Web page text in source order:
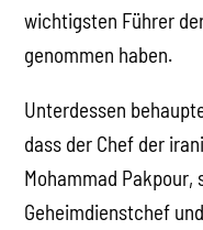
wichtigsten Führer
genommen haben.
Unterdessen
dass der Chef der
Mohammad Pakpour,
Geheimdienstchef